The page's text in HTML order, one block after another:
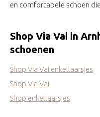
en comfortabele schoen
Shop Via Vai in
schoenen
Shop Via Vai enkellaarsjes
Shop Via Vai
Shop enkellaarsjes